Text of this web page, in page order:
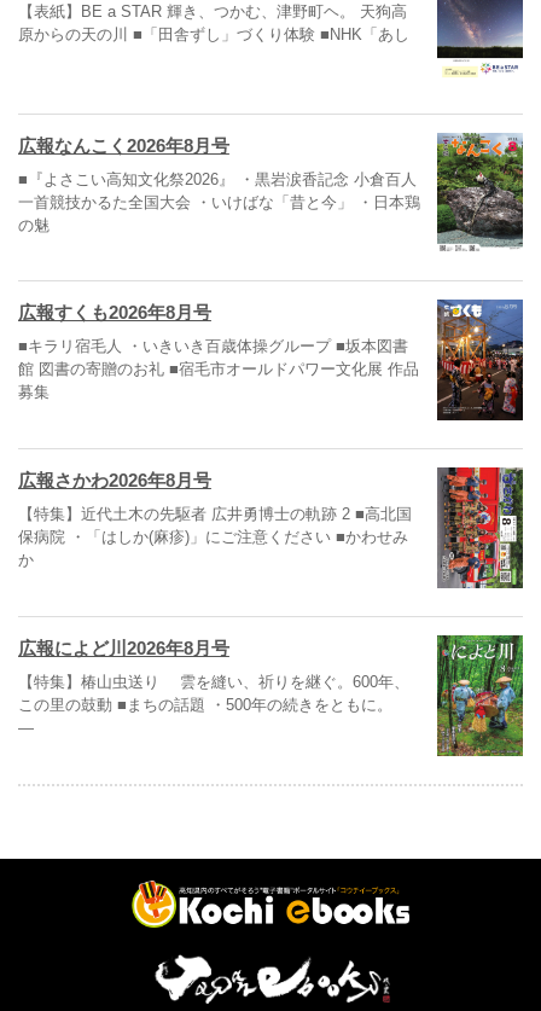
【表紙】BE a STAR 輝き、つかむ、津野町ヘ。 天狗高
原からの天の川 ■「田舎ずし」づくり体験 ■NHK「あし
広報なんこく2026年8月号
■『よさこい高知文化祭2026』 ・黒岩涙香記念 小倉百人
一首競技かるた全国大会 ・いけばな「昔と今」 ・日本鶏
の魅
広報すくも2026年8月号
■キラリ宿毛人 ・いきいき百歳体操グループ ■坂本図書
館 図書の寄贈のお礼 ■宿毛市オールドパワー文化展 作品
募集
広報さかわ2026年8月号
【特集】近代土木の先駆者 広井勇博士の軌跡 2 ■高北国
保病院 ・「はしか(麻疹)」にご注意ください ■かわせみ
か
広報によど川2026年8月号
【特集】椿山虫送り 雲を縫い、祈りを継ぐ。600年、
この里の鼓動 ■まちの話題 ・500年の続きをともに。
―